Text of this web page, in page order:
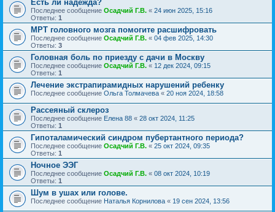
Есть ли надежда?
Последнее сообщение Осадчий Г.В. « 24 июн 2025, 15:16
Ответы: 1
МРТ головного мозга помогите расшифровать
Последнее сообщение Осадчий Г.В. « 04 фев 2025, 14:30
Ответы: 3
Головная боль по приезду с дачи в Москву
Последнее сообщение Осадчий Г.В. « 12 дек 2024, 09:15
Ответы: 1
Лечение экстрапирамидных нарушений ребенку
Последнее сообщение Ольга Толмачева « 20 ноя 2024, 18:58
Рассеяный склероз
Последнее сообщение Елена 88 « 28 окт 2024, 11:25
Ответы: 1
Гипоталамический синдром пубертантного периода?
Последнее сообщение Осадчий Г.В. « 25 окт 2024, 09:35
Ответы: 1
Ночное ЭЭГ
Последнее сообщение Осадчий Г.В. « 08 окт 2024, 10:19
Ответы: 1
Шум в ушах или голове.
Последнее сообщение Наталья Корнилова « 19 сен 2024, 13:56